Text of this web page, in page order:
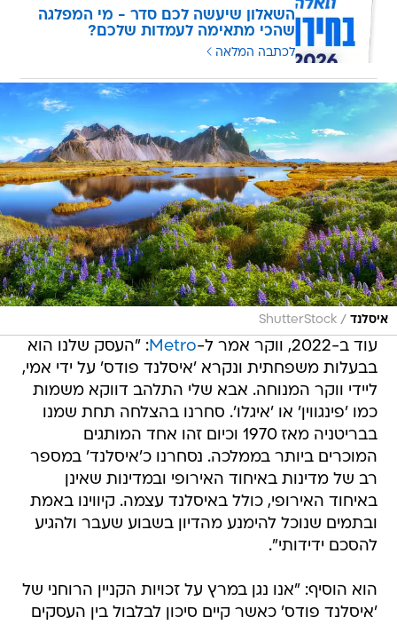
השאלון שיעשה לכם סדר - מי המפלגה
שהכי מתאימה לעמדות שלכם?
לכתבה המלאה
איסלנד /
ShutterStock
עוד ב-2022, ווקר אמר ל- Metro: "העסק שלנו הוא
בבעלות משפחתית ונקרא 'איסלנד פודס' על ידי אמי,
ליידי ווקר המנוחה. אבא שלי התלהב דווקא משמות
כמו 'פינגווין' או 'איגלו'. סחרנו בהצלחה תחת שמנו
בבריטניה מאז 1970 וכיום זהו אחד המותגים
המוכרים ביותר בממלכה. נסחרנו כ'איסלנד' במספר
רב של מדינות באיחוד האירופי ובמדינות שאינן
באיחוד האירופי, כולל באיסלנד עצמה. קיווינו באמת
ובתמים שנוכל להימנע מהדיון בשבוע שעבר ולהגיע
להסכם ידידותי".
הוא הוסיף: "אנו נגן במרץ על זכויות הקניין הרוחני של
'איסלנד פודס' כאשר קיים סיכון לבלבול בין העסקים